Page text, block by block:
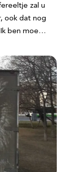
zal u
ook dat nog
Ik ben moe…